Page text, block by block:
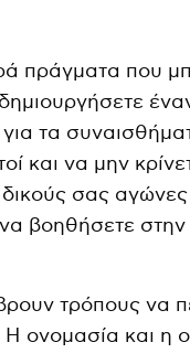
πράγματα που
δημιουργήσετε
για τα
και να μην
σας αγώνες
βοηθήσετε
τρόπους να
ονομασία και η